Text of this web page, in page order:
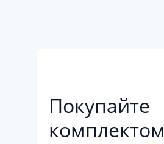
Покупайте
комплектом